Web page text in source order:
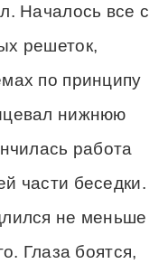
Началось все с
решеток,
по принципу
нижнюю
работа
части беседки.
не меньше
Глаза боятся,